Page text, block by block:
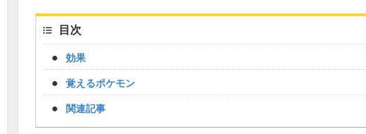
目次
効果
覚えるポケモン
関連記事